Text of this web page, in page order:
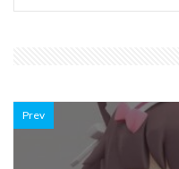
Prev